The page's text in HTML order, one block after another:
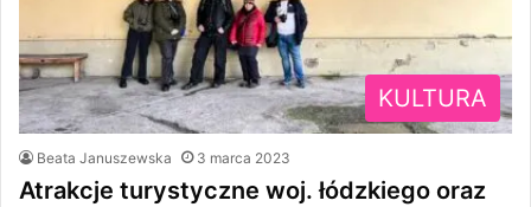
KULTURA
Beata Januszewska 3 marca 2023
Atrakcje turystyczne woj. łódzkiego oraz